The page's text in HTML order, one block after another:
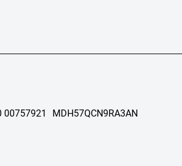
00757921 MDH57QCN9RA3AN